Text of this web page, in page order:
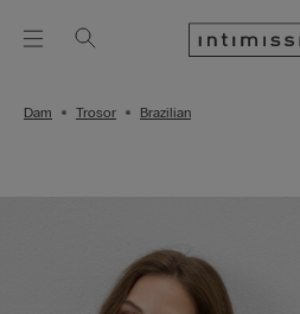
Dam Trosor Brazilian